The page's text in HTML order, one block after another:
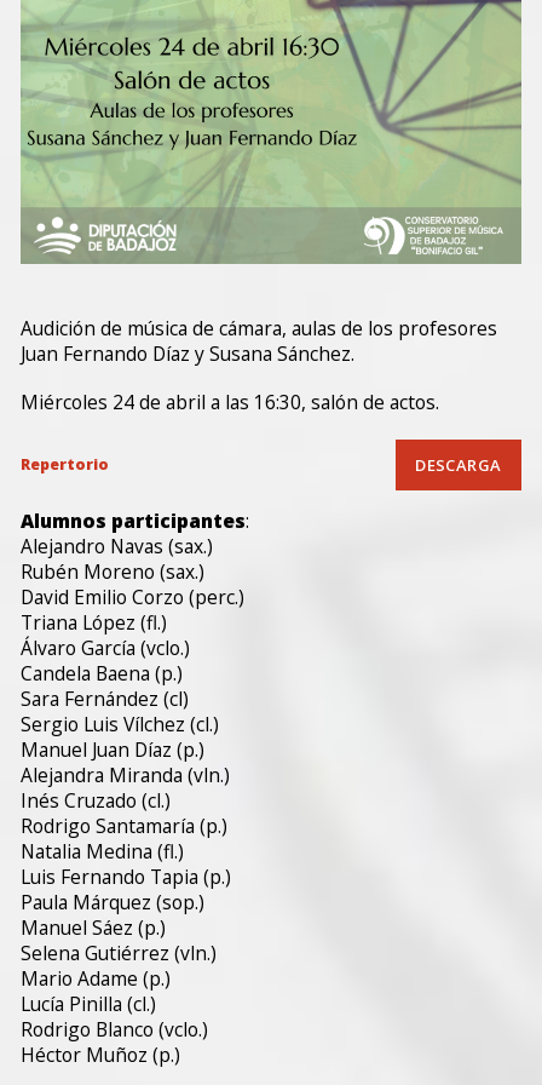
Audición de música de cámara, aulas de los profesores
Juan Fernando Díaz y Susana Sánchez.
Miércoles 24 de abril a las 16:30, salón de actos.
Repertorio DESCARGA
Alumnos participantes:
Alejandro Navas (sax.)
Rubén Moreno (sax.)
David Emilio Corzo (perc.)
Triana López (fl.)
Álvaro García (vclo.)
Candela Baena (p.)
Sara Fernández (cl)
Sergio Luis Vílchez (cl.)
Manuel Juan Díaz (p.)
Alejandra Miranda (vln.)
Inés Cruzado (cl.)
Rodrigo Santamaría (p.)
Natalia Medina (fl.)
Luis Fernando Tapia (p.)
Paula Márquez (sop.)
Manuel Sáez (p.)
Selena Gutiérrez (vln.)
Mario Adame (p.)
Lucía Pinilla (cl.)
Rodrigo Blanco (vclo.)
Héctor Muñoz (p.)